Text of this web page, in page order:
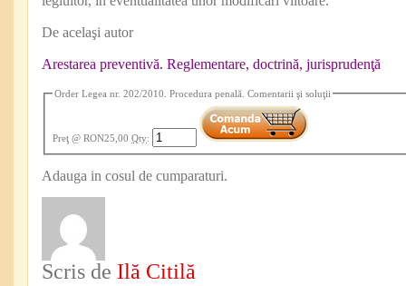
De acelaşi autor
Arestarea preventivă. Reglementare, doctrină, jurisprudenţă
Order Legea nr. 202/2010. Procedura penală. Comentarii şi soluţii
Preţ@ RON25,00 Qty:
Adauga in cosul de cumparaturi.
Scris de Ilă Citilă